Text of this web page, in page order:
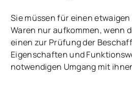
Sie müssen für einen
Waren nur aufkommen, wenn
einen zur Prüfung der
Eigenschaften und
notwendigen Umgang mit